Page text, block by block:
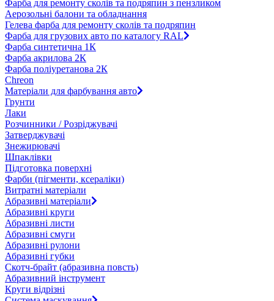
Фарба для ремонту сколів та подряпин з пензликом
Аерозольні балони та обладнання
Гелева фарба для ремонту сколів та подряпин
Фарба для грузових авто по каталогу RAL
Фарба синтетична 1К
Фарба акрилова 2К
Фарба поліуретанова 2К
Chreon
Матеріали для фарбування авто
Грунти
Лаки
Розчинники / Розріджувачі
Затверджувачі
Знежирювачі
Шпаклівки
Підготовка поверхні
Фарби (пігменти, ксераліки)
Витратні матеріали
Абразивні матеріали
Абразивні круги
Абразивні листи
Абразивні смуги
Абразивні рулони
Абразивні губки
Скотч-брайт (абразивна повсть)
Абразивний інструмент
Круги відрізні